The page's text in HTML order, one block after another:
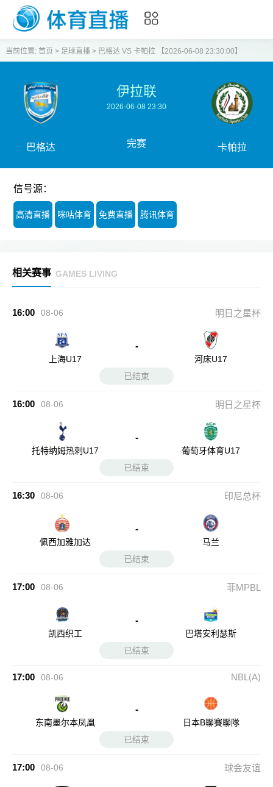
当前位置: 首页 > 足球直播> 巴格达 VS 卡帕拉 【2026-06-08 23:30:00】
巴格达
伊拉联
2026-06-08 23:30
完赛 卡帕拉
信号源：
高清直播 咪咕体育 免费直播 腾讯体育
相关赛事 GAMES LIVING
16:00 08-06 明日之星杯
上海U17
-
河床U17
已结束
16:00 08-06 明日之星杯
托特纳姆热刺U17
-
葡萄牙体育U17
已结束
16:30 08-06 印尼总杯
佩西加雅加达
-
马兰
已结束
17:00 08-06 菲MPBL
凯西织工
-
巴塔安利瑟斯
已结束
17:00 08-06 NBL(A)
东南墨尔本凤凰
-
日本B聯賽聯隊
已结束
17:00 08-06 球会友谊